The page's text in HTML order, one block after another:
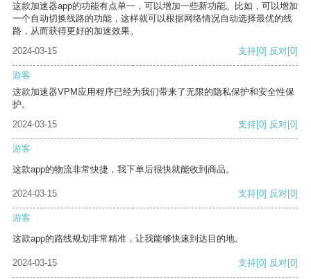
这款加速器app的功能有点单一，可以增加一些新功能。比如，可以增加
一个自动切换线路的功能，这样就可以根据网络情况自动选择最优的线
路，从而获得更好的加速效果。
2024-03-15
支持[0] 反对[0]
游客
这款加速器VPM应用程序已经为我们带来了无限的隐私保护和安全性保
护。
2024-03-15
支持[0] 反对[0]
游客
这款app的物流非常快捷，我下单后很快就能收到商品。
2024-03-15 支持[0] 反对[0]
游客
这款app的路线规划非常精准，让我能够快速到达目的地。
2024-03-15 支持[0] 反对[0]